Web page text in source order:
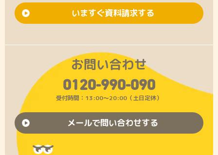
いますぐ資料請求する
お問い合わせ
0120-990-090
受付時間：13:00〜20:00（土日定休）
メールで問い合わせする